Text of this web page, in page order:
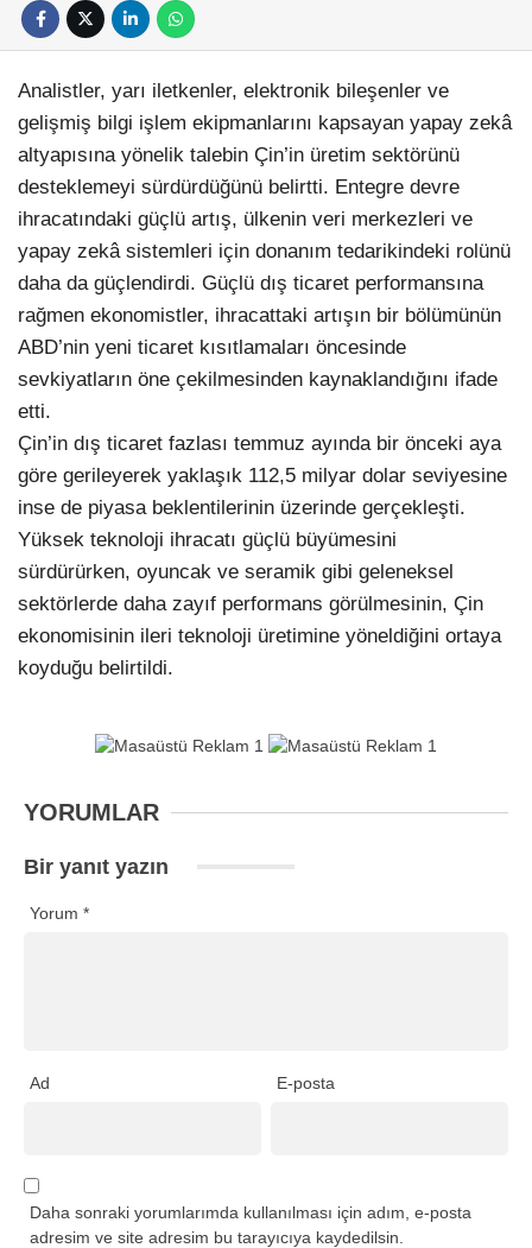
Analistler, yarı iletkenler, elektronik bileşenler ve
gelişmiş bilgi işlem ekipmanlarını kapsayan yapay zekâ
altyapısına yönelik talebin Çin’in üretim sektörünü
desteklemeyi sürdürdüğünü belirtti. Entegre devre
ihracatındaki güçlü artış, ülkenin veri merkezleri ve
yapay zekâ sistemleri için donanım tedarikindeki rolünü
daha da güçlendirdi. Güçlü dış ticaret performansına
rağmen ekonomistler, ihracattaki artışın bir bölümünün
ABD’nin yeni ticaret kısıtlamaları öncesinde
sevkiyatların öne çekilmesinden kaynaklandığını ifade
etti.
Çin’in dış ticaret fazlası temmuz ayında bir önceki aya
göre gerileyerek yaklaşık 112,5 milyar dolar seviyesine
inse de piyasa beklentilerinin üzerinde gerçekleşti.
Yüksek teknoloji ihracatı güçlü büyümesini
sürdürürken, oyuncak ve seramik gibi geleneksel
sektörlerde daha zayıf performans görülmesinin, Çin
ekonomisinin ileri teknoloji üretimine yöneldiğini ortaya
koyduğu belirtildi.
YORUMLAR
Bir yanıt yazın
Yorum *
Ad E-posta
Daha sonraki yorumlarımda kullanılması için adım, e-posta
adresim ve site adresim bu tarayıcıya kaydedilsin.